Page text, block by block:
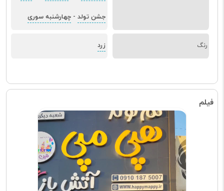
جشن تولد - چهارشنبه سوری
رنگ زرد
فیلم